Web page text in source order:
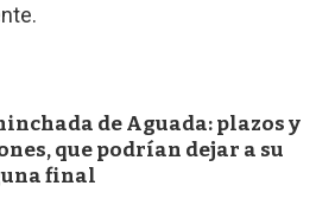
de Aguada: plazos y
que podrían dejar a su
final